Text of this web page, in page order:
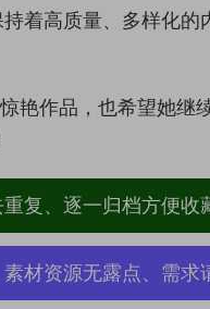
着高质量、多样化的
艳作品，也希望她继
复、逐一归档方便收
材资源无露点、需求